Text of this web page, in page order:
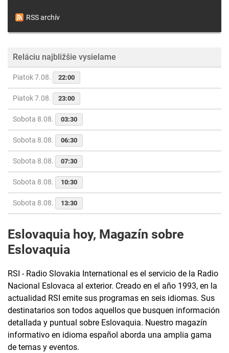
RSS archív
Reláciu najbližšie vysielame
Piatok 7.08. 22:00
Piatok 7.08. 23:00
Sobota 8.08. 03:30
Sobota 8.08. 06:30
Sobota 8.08. 07:30
Sobota 8.08. 10:30
Sobota 8.08. 13:30
Eslovaquia hoy, Magazín sobre
Eslovaquia
RSI - Radio Slovakia International es el servicio de la Radio
Nacional Eslovaca al exterior. Creado en el año 1993, en la
actualidad RSI emite sus programas en seis idiomas. Sus
destinatarios son todos aquellos que busquen información
detallada y puntual sobre Eslovaquia. Nuestro magazín
informativo en idioma español aborda una amplia gama
de temas y eventos.